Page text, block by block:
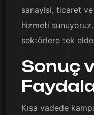
sanayisi, ticaret
hizmeti
sektörlere tek
Sonuç
Kısa vadede